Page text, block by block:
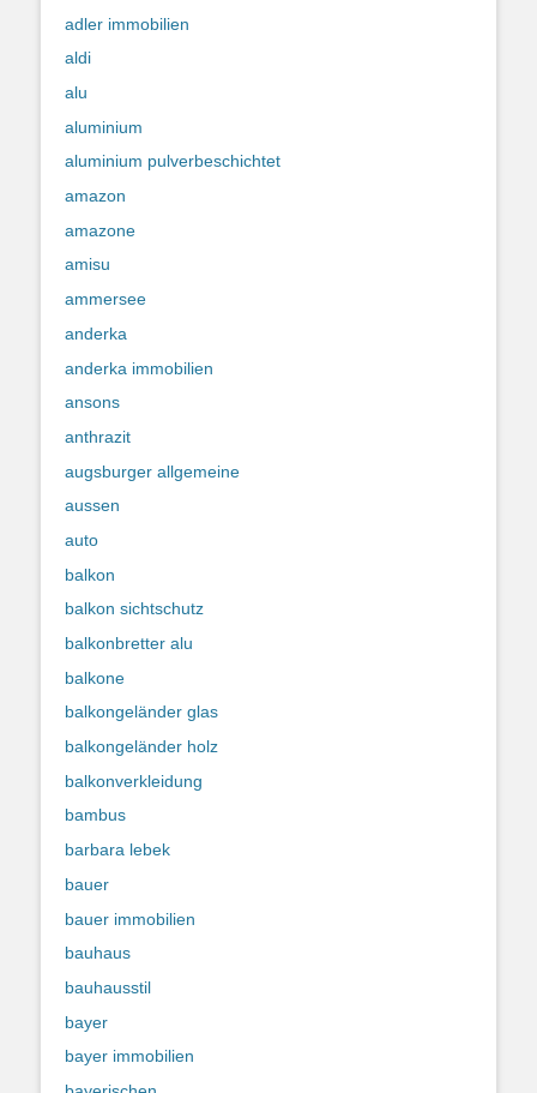
adler immobilien
aldi
alu
aluminium
aluminium pulverbeschichtet
amazon
amazone
amisu
ammersee
anderka
anderka immobilien
ansons
anthrazit
augsburger allgemeine
aussen
auto
balkon
balkon sichtschutz
balkonbretter alu
balkone
balkongeländer glas
balkongeländer holz
balkonverkleidung
bambus
barbara lebek
bauer
bauer immobilien
bauhaus
bauhausstil
bayer
bayer immobilien